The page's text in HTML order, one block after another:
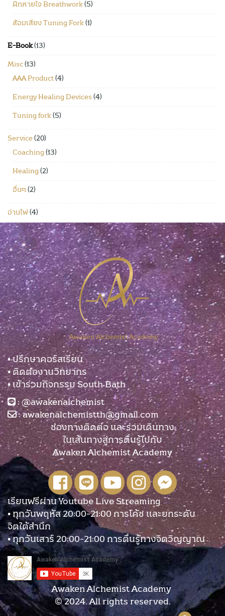
ฝึกหายใจ Breathwork (5)
ส้อมเสียง Tuning Fork (1)
E-Book (13)
Misc (13)
AAA Product (4)
Energy Healing Devices (4)
Tuning fork (5)
Service (20)
Coaching (13)
Healing (2)
อื่นๆ (2)
อ่านไพ่ (4)
• ปรึกษาคอร์สเรียน
• ติดต่องานวิทยากร
• เข้าร่วมกิจกรรม South Bath
: @awakenalchemist
:awakenalchemistth@gmail.com
ช่องทางติดต่อ และร่วมเดินทาง
ในเส้นทางสู่การตื่นรู้ไปกับ
Awaken Alchemist Academy
เรียนฟรีผ่าน Youtube Live Streaming
• ทุกวันพฤหัส 20:00-21:00 การโค้ช และยกระดับ
จิตใต้สำนึก
• ทุกวันเสาร์ 20:00-21:00 การตื่นรู้ทางจิตวิญญาณ
Awaken Alchemist Academy
© 2024. All rights reserved.